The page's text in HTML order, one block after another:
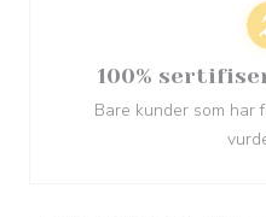
100%
Bare kunder som har